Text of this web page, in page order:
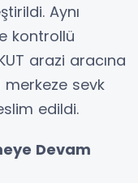
Aynı
kontrollü
arazi aracına
merkeze sevk
edildi.
Devam